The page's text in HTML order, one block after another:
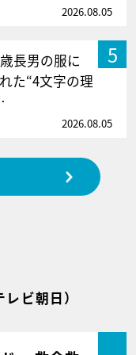
2026.08.05
5
長男の服に
た“4文字の理
2026.08.05
レビ朝日）